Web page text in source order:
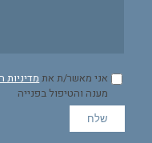
אני מאשר/ת את מדיניות
מענה והטיפול בפנייה